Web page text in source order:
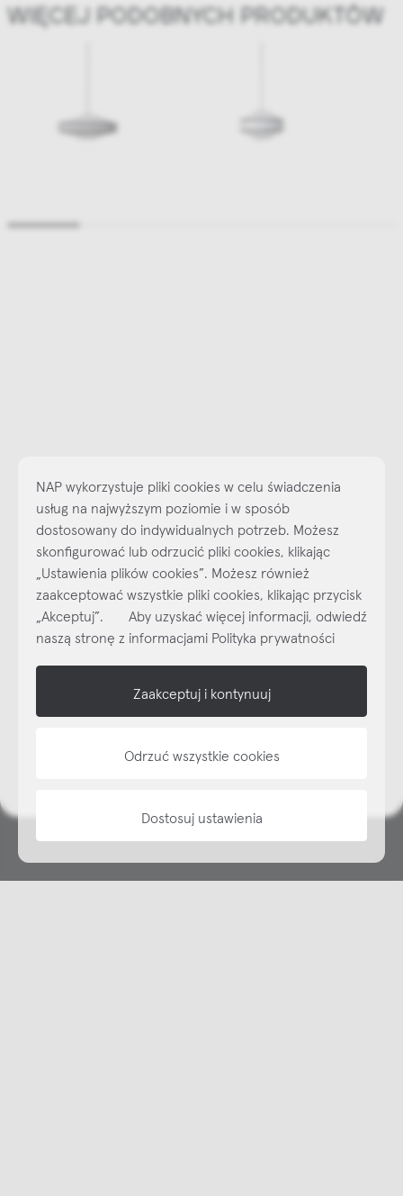
WIĘCEJ PODOBNYCH PRODUKTÓW
Najlepsze inspiracje i promocje na wyciągnięcie ręki, zapisz się już
dzisiaj do naszego cyklicznego newslettera!
SubskrybujNEWSLETTER
NAP
NAP wykorzystuje pliki cookies w celu świadczenia
usług na najwyższym poziomie i w sposób
dostosowany do indywidualnych potrzeb. Możesz
skonfigurować lub odrzucić pliki cookies, klikając
„Ustawienia plików cookies”. Możesz również
zaakceptować wszystkie pliki cookies, klikając przycisk
„Akceptuj”. Aby uzyskać więcej informacji, odwiedź
naszą stronę z informacjami Polityka prywatności
Zaakceptuj i kontynuuj
Odrzuć wszystkie cookies
Dostosuj ustawienia